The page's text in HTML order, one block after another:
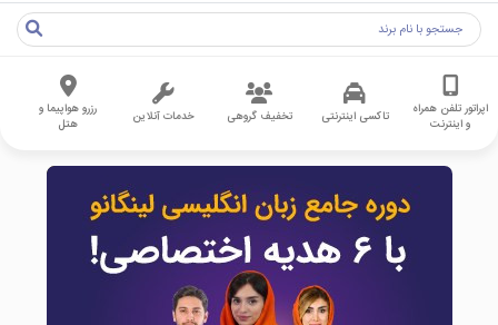
اپراتور تلفن همراه
و اینترنت
تاکسی اینترنتی تخفیف گروهی خدمات آنلاین
رزرو هواپیما و
هتل